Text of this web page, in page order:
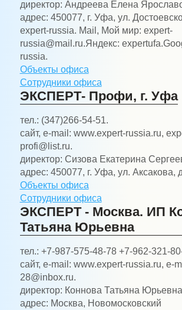
директор: Андреева Елена
адрес: 450077, г. Уфа, ул.
expert-russia. Mail, Мой мир: expert-
russia@mail.ru.Яндекс:
russia.
Объекты офиса
Сотрудники офиса
ЭКСПЕРТ- Профи, г. Уфа
тел.: (347)266-54-51.
сайт, e-mail: www.expert-russia.ru,
profi@list.ru.
директор: Сизова Екатерина
адрес: 450077, г. Уфа, ул. Аксакова,
Объекты офиса
Сотрудники офиса
ЭКСПЕРТ - Москва. ИП
Татьяна Юрьевна
тел.: +7-987-575-48-78 +7-962-321-
сайт, e-mail: www.expert-russia.ru, e-
28@inbox.ru.
директор: Коннова Татьяна Юрьевна
адрес: Москва, Новомосковский